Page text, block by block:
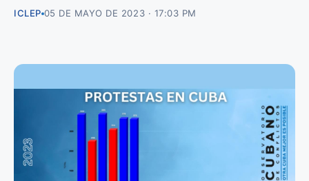
ICLEP 05 DE MAYO DE 2023 · 17:03 PM